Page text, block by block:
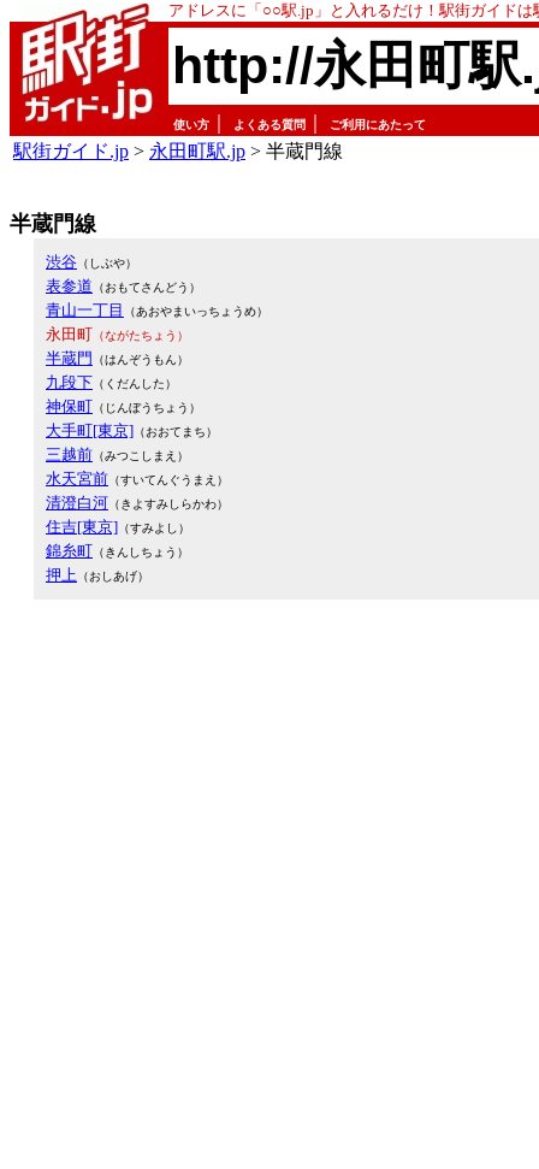
アドレスに「○○駅.jp」と入れるだけ！駅街ガイド
http://永田町駅
使い方 よくある質問 ご利用にあたって
駅街ガイド.jp > 永田町駅.jp > 半蔵門線
半蔵門線
渋谷 （しぶや）
表参道 （おもてさんどう）
青山一丁目 （あおやまいっちょうめ）
永田町 （ながたちょう）
半蔵門 （はんぞうもん）
九段下 （くだんした）
神保町 （じんぼうちょう）
大手町[東京] （おおてまち）
三越前 （みつこしまえ）
水天宮前 （すいてんぐうまえ）
清澄白河 （きよすみしらかわ）
住吉[東京] （すみよし）
錦糸町 （きんしちょう）
押上 （おしあげ）